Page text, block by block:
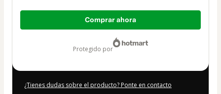
Total
Comprar ahora
protegido por
¿Tienes dudas sobre el producto? Ponte en contacto